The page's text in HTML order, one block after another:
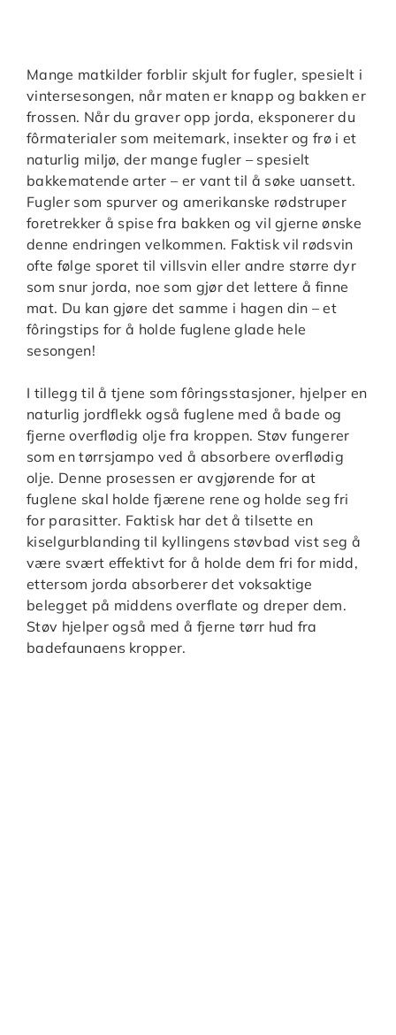
Mange matkilder forblir skjult for fugler, spesielt i
vintersesongen, når maten er knapp og bakken er
frossen. Når du graver opp jorda, eksponerer du
fôrmaterialer som meitemark, insekter og frø i et
naturlig miljø, der mange fugler – spesielt
bakkematende arter – er vant til å søke uansett.
Fugler som spurver og amerikanske rødstruper
foretrekker å spise fra bakken og vil gjerne ønske
denne endringen velkommen. Faktisk vil rødsvin
ofte følge sporet til villsvin eller andre større dyr
som snur jorda, noe som gjør det lettere å finne
mat. Du kan gjøre det samme i hagen din – et
fôringstips for å holde fuglene glade hele
sesongen!
I tillegg til å tjene som fôringsstasjoner, hjelper en
naturlig jordflekk også fuglene med å bade og
fjerne overflødig olje fra kroppen. Støv fungerer
som en tørrsjampo ved å absorbere overflødig
olje. Denne prosessen er avgjørende for at
fuglene skal holde fjærene rene og holde seg fri
for parasitter. Faktisk har det å tilsette en
kiselgurblanding til kyllingens støvbad vist seg å
være svært effektivt for å holde dem fri for midd,
ettersom jorda absorberer det voksaktige
belegget på middens overflate og dreper dem.
Støv hjelper også med å fjerne tørr hud fra
badefaunaens kropper.